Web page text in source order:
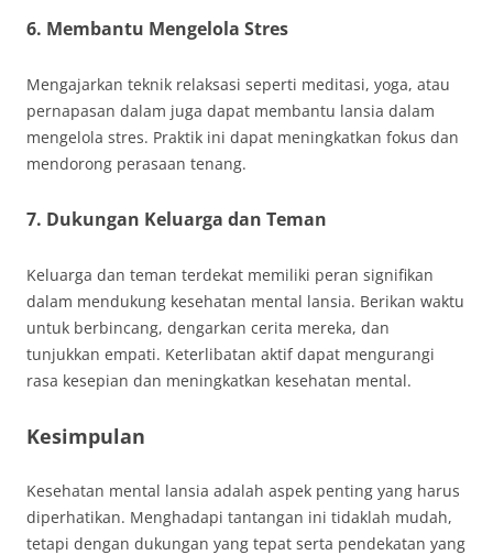
6. Membantu Mengelola Stres
Mengajarkan teknik relaksasi seperti meditasi, yoga, atau
pernapasan dalam juga dapat membantu lansia dalam
mengelola stres. Praktik ini dapat meningkatkan fokus dan
mendorong perasaan tenang.
7. Dukungan Keluarga dan Teman
Keluarga dan teman terdekat memiliki peran signifikan
dalam mendukung kesehatan mental lansia. Berikan waktu
untuk berbincang, dengarkan cerita mereka, dan
tunjukkan empati. Keterlibatan aktif dapat mengurangi
rasa kesepian dan meningkatkan kesehatan mental.
Kesimpulan
Kesehatan mental lansia adalah aspek penting yang harus
diperhatikan. Menghadapi tantangan ini tidaklah mudah,
tetapi dengan dukungan yang tepat serta pendekatan yang